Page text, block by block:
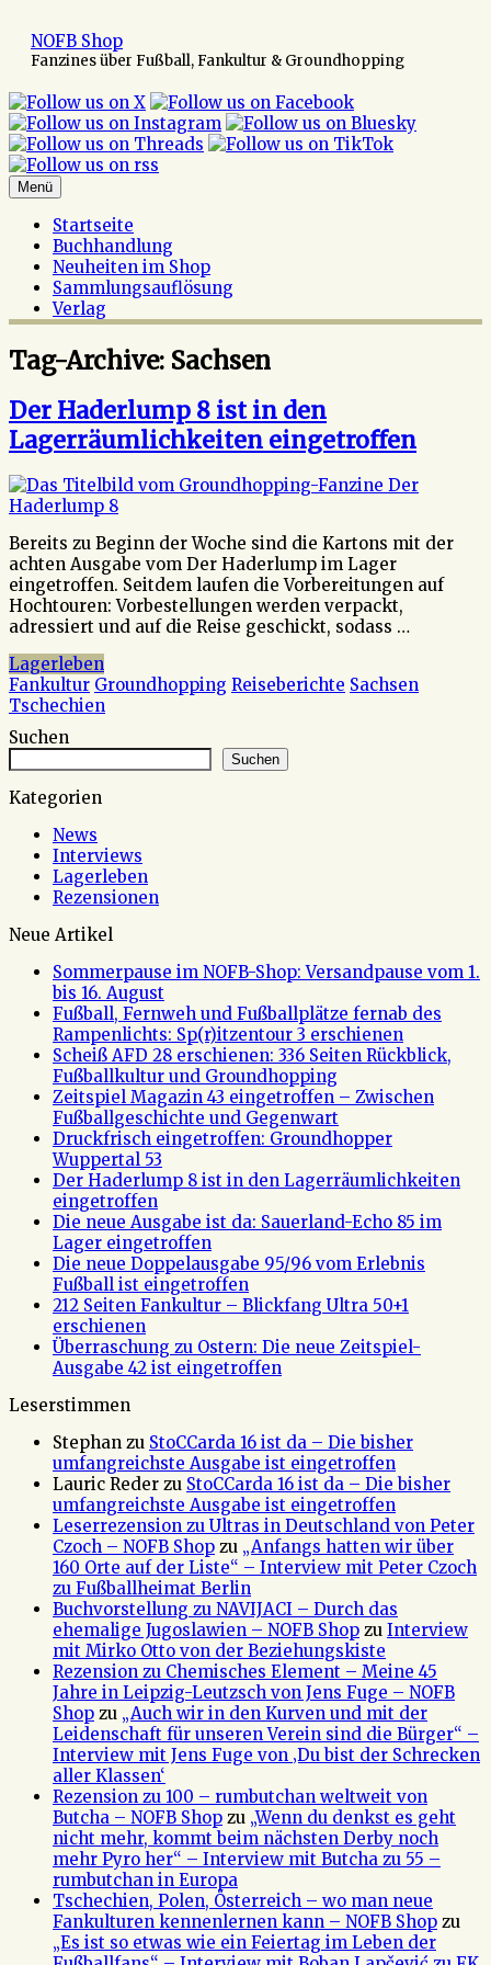
Inhalt
springen
NOFB Shop
Fanzines über Fußball, Fankultur & Groundhopping
Menü
Startseite
Buchhandlung
Neuheiten im Shop
Sammlungsauflösung
Verlag
Tag-Archive: Sachsen
Der Haderlump 8 ist in den
Lagerräumlichkeiten eingetroffen
Bereits zu Beginn der Woche sind die Kartons mit der
achten Ausgabe vom Der Haderlump im Lager
eingetroffen. Seitdem laufen die Vorbereitungen auf
Hochtouren: Vorbestellungen werden verpackt,
adressiert und auf die Reise geschickt, sodass …
Lagerleben
Fankultur Groundhopping Reiseberichte Sachsen
Tschechien
Suchen
Suchen
Kategorien
News
Interviews
Lagerleben
Rezensionen
Neue Artikel
Sommerpause im NOFB-Shop: Versandpause vom 1.
bis 16. August
Fußball, Fernweh und Fußballplätze fernab des
Rampenlichts: Sp(r)itzentour 3 erschienen
Scheiß AFD 28 erschienen: 336 Seiten Rückblick,
Fußballkultur und Groundhopping
Zeitspiel Magazin 43 eingetroffen – Zwischen
Fußballgeschichte und Gegenwart
Druckfrisch eingetroffen: Groundhopper
Wuppertal 53
Der Haderlump 8 ist in den Lagerräumlichkeiten
eingetroffen
Die neue Ausgabe ist da: Sauerland-Echo 85 im
Lager eingetroffen
Die neue Doppelausgabe 95/96 vom Erlebnis
Fußball ist eingetroffen
212 Seiten Fankultur – Blickfang Ultra 50+1
erschienen
Überraschung zu Ostern: Die neue Zeitspiel-
Ausgabe 42 ist eingetroffen
Leserstimmen
Stephan zu StoCCarda 16 ist da – Die bisher
umfangreichste Ausgabe ist eingetroffen
Lauric Reder zu StoCCarda 16 ist da – Die bisher
umfangreichste Ausgabe ist eingetroffen
Leserrezension zu Ultras in Deutschland von Peter
Czoch – NOFB Shop zu „Anfangs hatten wir über
160 Orte auf der Liste“ – Interview mit Peter Czoch
zu Fußballheimat Berlin
Buchvorstellung zu NAVIJACI – Durch das
ehemalige Jugoslawien – NOFB Shop zu Interview
mit Mirko Otto von der Beziehungskiste
Rezension zu Chemisches Element – Meine 45
Jahre in Leipzig-Leutzsch von Jens Fuge – NOFB
Shop zu „Auch wir in den Kurven und mit der
Leidenschaft für unseren Verein sind die Bürger“ –
Interview mit Jens Fuge von ‚Du bist der Schrecken
aller Klassen‘
Rezension zu 100 – rumbutchan weltweit von
Butcha – NOFB Shop zu „Wenn du denkst es geht
nicht mehr, kommt beim nächsten Derby noch
mehr Pyro her“ – Interview mit Butcha zu 55 –
rumbutchan in Europa
Tschechien, Polen, Österreich – wo man neue
Fankulturen kennenlernen kann – NOFB Shop zu
„Es ist so etwas wie ein Feiertag im Leben der